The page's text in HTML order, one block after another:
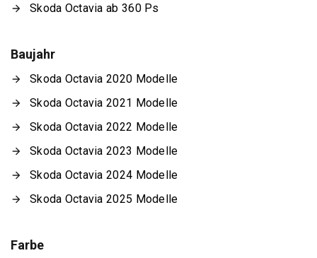
Skoda Octavia ab 360 Ps
Baujahr
Skoda Octavia 2020 Modelle
Skoda Octavia 2021 Modelle
Skoda Octavia 2022 Modelle
Skoda Octavia 2023 Modelle
Skoda Octavia 2024 Modelle
Skoda Octavia 2025 Modelle
Farbe